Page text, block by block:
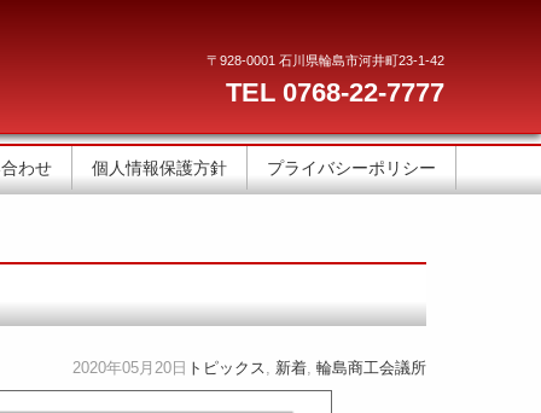
〒928-0001 石川県輪島市河井町23-1-42
TEL 0768-22-7777
わせ 個人情報保護方針 プライバシーポリシー
2020年05月20日 トピックス, 新着, 輪島商工会議所